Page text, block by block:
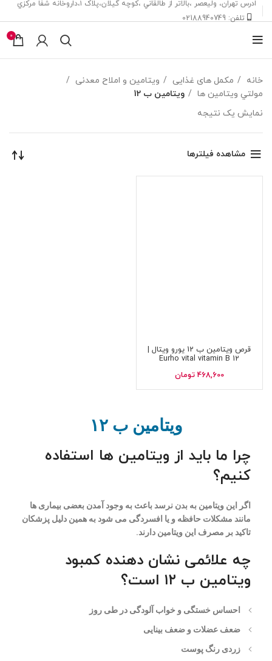
ادرس تهران، ‎وليعصر ،بالاتر از طالقاني ،كوچه گيلان،پلاک ۱،داروخانه شفا مركزي
تلفن: 02188940749
0
خانه مکمل های غذایی
ویتامین و املاح معدنی
مولتي ويتامين ها
ويتامين ب 12
نمایش یک نتیجه
مشاهده فیلترها
قرص ویتامین ب 12 یورو ویتال |
Eurho vital vitamin B 12
468,600 تومان
ویتامین ب ۱۲
چرا ما باید از ویتامین ها استفاده
کنیم؟
اگر این ویتامین به بدن نرسد باعث به وجود آمدن بعضی بیماری ها
مانند مشکلات حافظه و یا افسردگی می شود به همین دلیل پزشکان
تاکید بر مصرف این ویتامین دارند.
چه علائمی نشان دهنده کمبود
ویتامین ب ۱۲ است؟
احساس خستگی و خواب آلودگی در طی روز
ضعف عضلات و ضعف بینایی
زردی رنگ پوست